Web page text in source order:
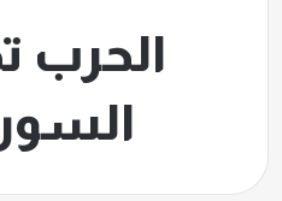
الحرب